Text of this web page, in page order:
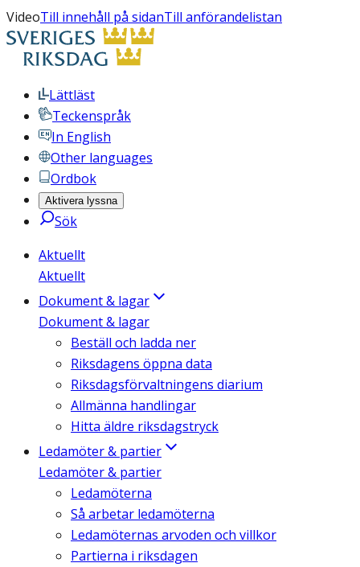
VideoTill innehåll på sidanTill anförandelistan
Lättläst
Teckenspråk
In English
Other languages
Ordbok
Aktivera lyssna
Sök
Aktuellt
Aktuellt
Dokument & lagar
Dokument & lagar
Beställ och ladda ner
Riksdagens öppna data
Riksdagsförvaltningens diarium
Allmänna handlingar
Hitta äldre riksdagstryck
Ledamöter & partier
Ledamöter & partier
Ledamöterna
Så arbetar ledamöterna
Ledamöternas arvoden och villkor
Partierna i riksdagen